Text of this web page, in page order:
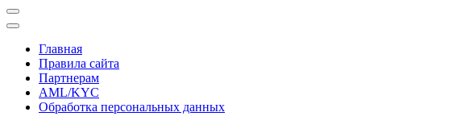
Главная
Правила сайта
Партнерам
AML/KYC
Обработка персональных данных